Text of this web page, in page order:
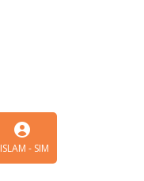
- SIM